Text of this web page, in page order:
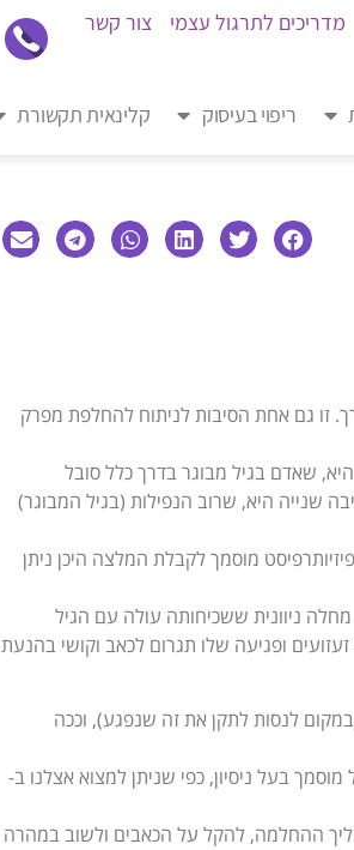
מדריכים לתרגול עצמי צור קשר
ריפוי בעיסוק קלינאית תקשורת
זו גם אחת הסיבות לניתוח להחלפת מפרק
שאדם בגיל מבוגר בדרך כלל סובל
שנייה היא, שרוב הנפילות (בגיל המבוגר)
מוסמך לקבלת המלצה היכן ניתן
ניוונית ששכיחותה עולה עם הגיל
ופגיעה שלו תגרום לכאב וקושי בהנעת
לנסות לתקן את זה שנפגע), וככה
בעל ניסיון, כפי שניתן למצוא אצלנו ב-
ההחלמה, להקל על הכאבים ולשוב במהרה